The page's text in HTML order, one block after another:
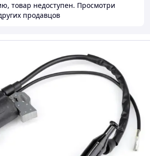
товар недоступен. Просмотри
продавцов